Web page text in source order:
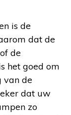
is de
dat de
de
het goed om
van de
dat uw
zo